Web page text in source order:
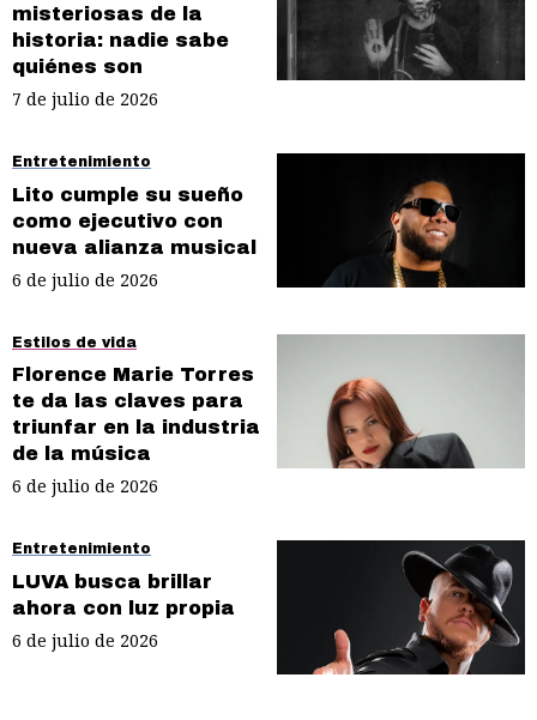
misteriosas de la
historia: nadie sabe
quiénes son
7 de julio de 2026
Entretenimiento
Lito cumple su sueño
como ejecutivo con
nueva alianza musical
6 de julio de 2026
Estilos de vida
Florence Marie Torres
te da las claves para
triunfar en la industria
de la música
6 de julio de 2026
Entretenimiento
LUVA busca brillar
ahora con luz propia
6 de julio de 2026